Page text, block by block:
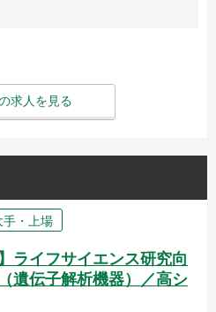
求人を見る
手・上場
ライフサイエンス研究向
遺伝子解析機器）／高シ